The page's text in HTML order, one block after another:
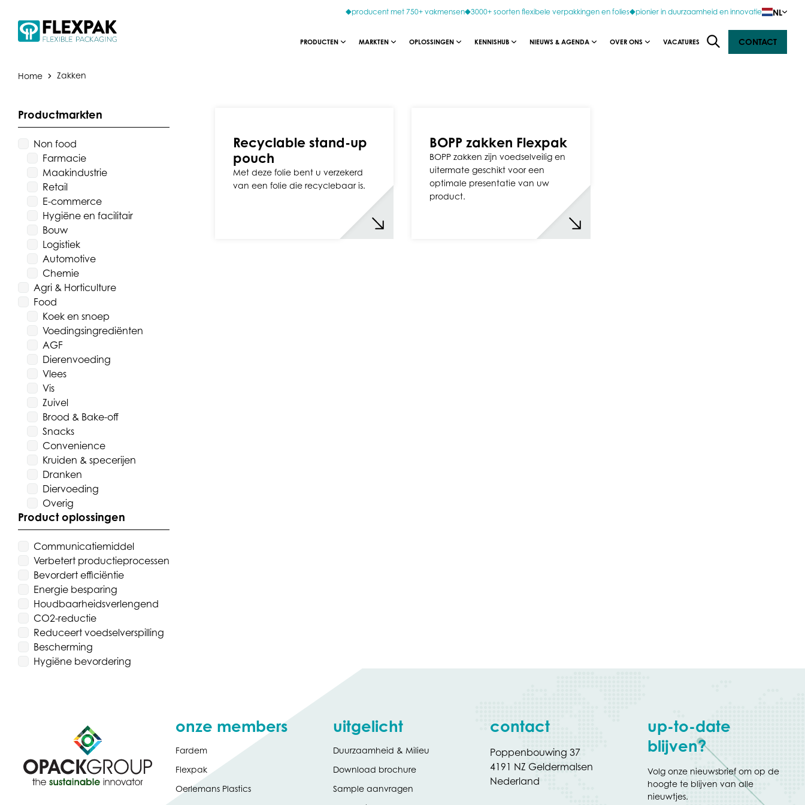
producent met 750+ vakmensen 3000+ soorten flexibele verpakkingen en folies pionier in duurzaamheid en innovatie NL
PRODUCTEN MARKTEN OPLOSSINGEN KENNISHUB NIEUWS & AGENDA OVER ONS VACATURES CONTACT
Home Zakken
Productmarkten
Non food
Farmacie
Maakindustrie
Retail
E-commerce
Hygiëne en facilitair
Bouw
Logistiek
Automotive
Chemie
Agri & Horticulture
Food
Koek en snoep
Voedingsingrediënten
AGF
Dierenvoeding
Vlees
Vis
Zuivel
Brood & Bake-off
Snacks
Convenience
Kruiden & specerijen
Dranken
Diervoeding
Overig
Product oplossingen
Communicatiemiddel
Verbetert productieprocessen
Bevordert efficiëntie
Energie besparing
Houdbaarheidsverlengend
CO2-reductie
Reduceert voedselverspilling
Bescherming
Hygiëne bevordering
Recyclable stand-up
pouch
Met deze folie bent u verzekerd
van een folie die recyclebaar is.
BOPP zakken Flexpak
BOPP zakken zijn voedselveilig en
uitermate geschikt voor een
optimale presentatie van uw
product.
onze members
Fardem
Flexpak
Oerlemans Plastics
uitgelicht
Duurzaamheid & Milieu
Download brochure(opent
Sample aanvragen
contact
Poppenbouwing 37
4191 NZ Geldermalsen
Nederland
up-to-date
blijven?
Volg onze nieuwsbrief om op de
hoogte te blijven van alle
nieuwtjes.